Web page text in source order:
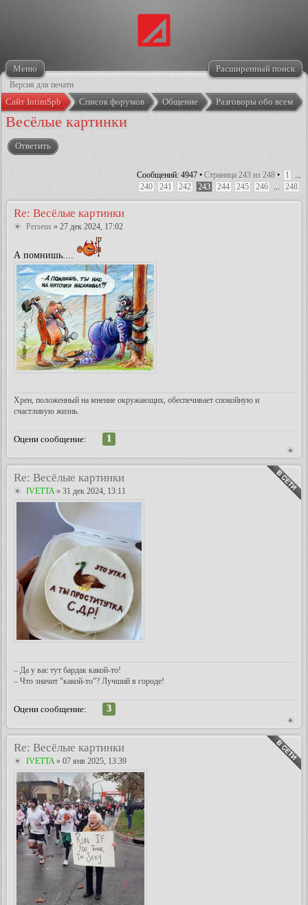
Меню Расширенный поиск
Версия для печати
Сайт IntimSpb Список форумов Общение Разговоры обо всем
Весёлые картинки
Ответить
Сообщений: 4947 • Страница 243 из 248 • 1
...
240
241 242 243 244 245 246 ... 248
Re: Весёлые картинки
Perseus » 27 дек 2024, 17:02
А помнишь....
Хрен, положенный на мнение окружающих, обеспечивает спокойную и
счастливую жизнь.
Оцени сообщение:
1
Re: Весёлые картинки
IVETTA» 31 дек 2024, 13:11
– Да у вас тут бардак какой-то!
– Что значит "какой-то"? Лучший в городе!
Оцени сообщение:
3
Re: Весёлые картинки
IVETTA » 07 янв 2025, 13:39